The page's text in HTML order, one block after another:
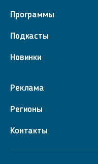
Программы
Подкасты
Новинки
Реклама
Регионы
Контакты